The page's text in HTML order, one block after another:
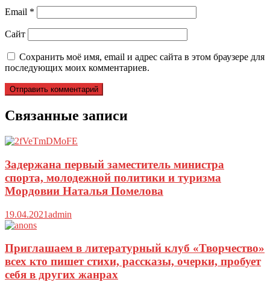
Email *
Сайт
Сохранить моё имя, email и адрес сайта в этом браузере для
последующих моих комментариев.
Связанные записи
Задержана первый заместитель министра
спорта, молодежной политики и туризма
Мордовии Наталья Помелова
19.04.2021admin
Приглашаем в литературный клуб «Творчество»
всех кто пишет стихи, рассказы, очерки, пробует
себя в других жанрах